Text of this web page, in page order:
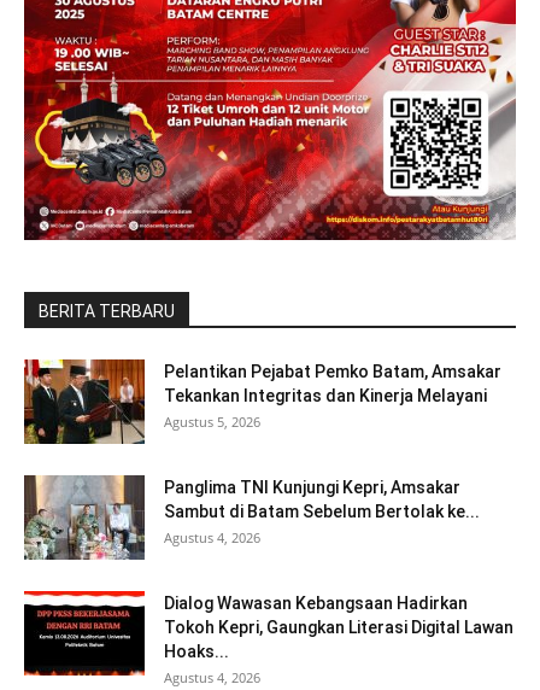
BERITA TERBARU
Pelantikan Pejabat Pemko Batam, Amsakar
Tekankan Integritas dan Kinerja Melayani
Agustus 5, 2026
Panglima TNI Kunjungi Kepri, Amsakar
Sambut di Batam Sebelum Bertolak ke...
Agustus 4, 2026
Dialog Wawasan Kebangsaan Hadirkan
Tokoh Kepri, Gaungkan Literasi Digital Lawan
Hoaks...
Agustus 4, 2026